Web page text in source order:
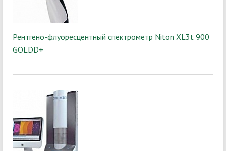
Рентгено-флуоресцентный спектрометр Niton XL3t 900
GOLDD+